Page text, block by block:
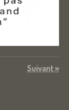
Suivant»